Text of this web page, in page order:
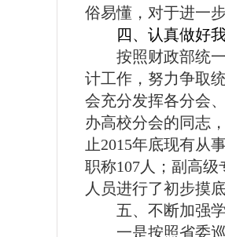
俗易懂，对于进一
四、认真做好
按照财政部统
计工作，努力争取
会充分发挥各分会
办高校分会的同志
止2015年底现有从
职称107人；副高
人员进行了初步摸
五、不断加强
一是按照省委